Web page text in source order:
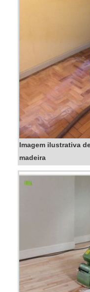
Imagem ilustrativa
madeira